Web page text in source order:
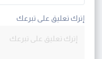
إترك تعليق على تبرعك